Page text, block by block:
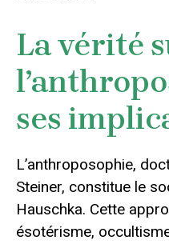
La vérité
ses
L’anthroposophie,
Steiner, constitue le
Hauschka. Cette
ésotérisme,